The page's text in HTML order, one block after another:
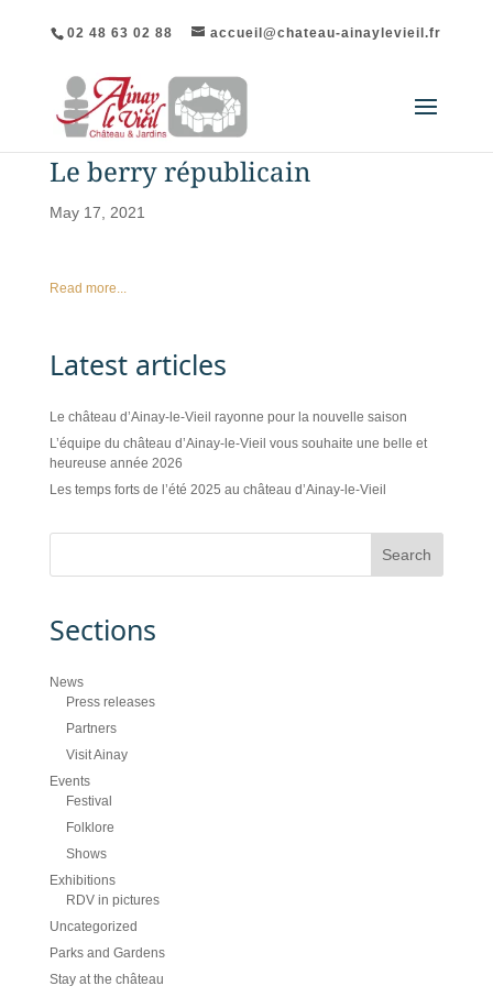
02 48 63 02 88 accueil@chateau-ainaylevieil.fr
Le berry républicain
May 17, 2021
Read more...
Latest articles
Le château d’Ainay-le-Vieil rayonne pour la nouvelle saison
L’équipe du château d’Ainay-le-Vieil vous souhaite une belle et
heureuse année 2026
Les temps forts de l’été 2025 au château d’Ainay-le-Vieil
Sections
News
Press releases
Partners
Visit Ainay
Events
Festival
Folklore
Shows
Exhibitions
RDV in pictures
Uncategorized
Parks and Gardens
Stay at the château